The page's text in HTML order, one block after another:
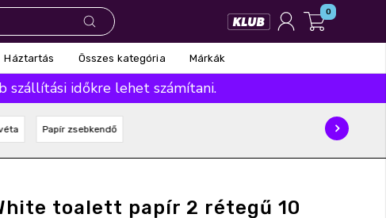
0
Háztartás Összes kategória Márkák
szállítási időkre lehet számítani.
Papír zsebkendő
toalett papír 2 rétegű 10